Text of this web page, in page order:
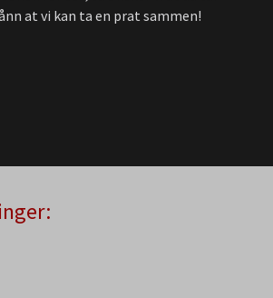
at vi kan ta en prat sammen!